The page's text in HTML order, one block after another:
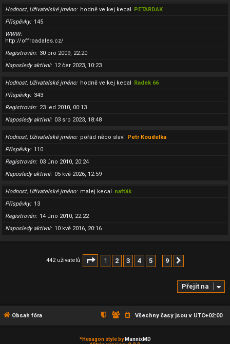
Hodnost, Uživatelské jméno hodně velkej kecal PETARDAK
Příspěvky
145
WWW
http://offroadales.cz/
Registrován
30 pro 2009, 22:20
Naposledy aktivní
12 čer 2023, 10:23
Hodnost, Uživatelské jméno hodně velkej kecal Radek 66
Příspěvky
343
Registrován
23 led 2010, 00:13
Naposledy aktivní
03 srp 2023, 18:48
Hodnost, Uživatelské jméno pořád něco slaví Petr Koudelka
Příspěvky
110
Registrován
03 úno 2010, 20:24
Naposledy aktivní
05 kvě 2026, 12:59
Hodnost, Uživatelské jméno malej kecal nafťák
Příspěvky
13
Registrován
14 úno 2010, 22:22
Naposledy aktivní
10 kvě 2016, 20:16
442 uživatelů Stránka z
1 2 3 4 5 9
Přejít na
Obsah fóra Všechny časy jsou v UTC+02:00
*Hexagon style by MannixMD